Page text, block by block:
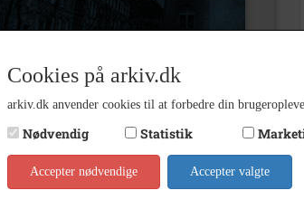
Cookies på arkiv.dk
arkiv.dk anvender cookies til at forbedre din
Nødvendig Statistik
Accepter nødvendige Accepter valgte